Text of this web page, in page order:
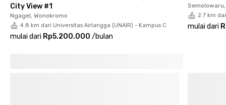
City View #1
Ngagel, Wonokromo
4.8 km dari Universitas Airlangga (UNAIR) - Kampus C
mulai dari Rp5.200.000 /bulan
2.7 km
mulai dari